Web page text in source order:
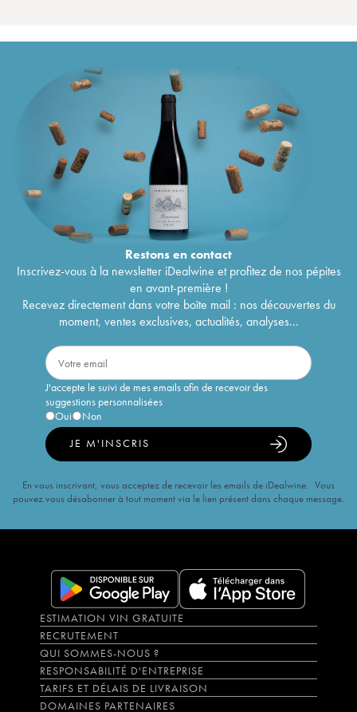
Restons encontact
Inscrivez-vous à la newsletter iDealwine et profitez de nos pépites
en avant-première !
Recevez directement dans votre boîte mail : nos découvertes du
moment, ventes exclusives, actualités, analyses...
J'accepte le suivi de mes emails afin de recevoir des
suggestions personnalisées
Oui
Non
JE M'INSCRIS
En vous inscrivant, vous acceptez de recevoir les emails de iDealwine. Vous
pouvez vous désabonner à tout moment via le lien présent dans chaque message.
ESTIMATION VIN GRATUITE
RECRUTEMENT
QUI SOMMES-NOUS ?
RESPONSABILITÉ D'ENTREPRISE
TARIFS ET DÉLAIS DE LIVRAISON
DOMAINES PARTENAIRES